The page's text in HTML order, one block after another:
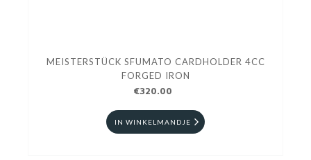
MEISTERSTÜCK SFUMATO CARDHOLDER 4CC
FORGED IRON
€320.00
IN WINKELMANDJE